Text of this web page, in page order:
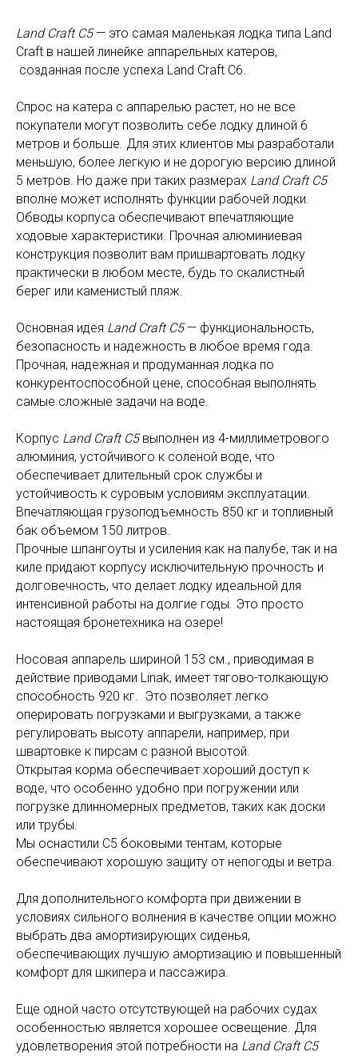
Land Craft C5— это самая маленькая лодка типа Land
Craft в нашей линейке аппарельных катеров,
созданная после успеха Land Craft C6.
Спрос на катера с аппарелью растет, но не все
покупатели могут позволить себе лодку длиной 6
метров и больше. Для этих клиентов мы разработали
меньшую, более легкую и не дорогую версию длиной
5 метров. Но даже при таких размерах Land Craft C5
вполне может исполнять функции рабочей лодки.
Обводы корпуса обеспечивают впечатляющие
ходовые характеристики. Прочная алюминиевая
конструкция позволит вам пришвартовать лодку
практически в любом месте, будь то скалистный
берег или каменистый пляж.
Основная идея Land Craft C5— функциональность,
безопасность и надежность в любое время года.
Прочная, надежная и продуманная лодка по
конкурентоспособной цене, способная выполнять
самые сложные задачи на воде.
Корпус Land Craft C5выполнен из 4-миллиметрового
алюминия, устойчивого к соленой воде, что
обеспечивает длительный срок службы и
устойчивость к суровым условиям эксплуатации.
Впечатляющая грузоподъемность 850 кг и топливный
бак объемом 150 литров.
Прочные шпангоуты и усиления как на палубе, так и на
киле придают корпусу исключительную прочность и
долговечность, что делает лодку идеальной для
интенсивной работы на долгие годы. Это просто
настоящая бронетехника на озере!
Носовая аппарель шириной 153 см., приводимая в
действие приводами Linak, имеет тягово-толкающую
способность 920 кг. Это позволяет легко
оперировать погрузками и выгрузками, а также
регулировать высоту аппарели, например, при
швартовке к пирсам с разной высотой.
Открытая корма обеспечивает хороший доступ к
воде, что особенно удобно при погружении или
погрузке длинномерных предметов, таких как доски
или трубы.
Мы оснастили C5 боковыми тентам, которые
обеспечивают хорошую защиту от непогоды и ветра.
Для дополнительного комфорта при движении в
условиях сильного волнения в качестве опции можно
выбрать два амортизирующих сиденья,
обеспечивающих лучшую амортизацию и повышенный
комфорт для шкипера и пассажира.
Еще одной часто отсутствующей на рабочих судах
особенностью является хорошее освещение. Для
удовлетворения этой потребности на Land Craft C5